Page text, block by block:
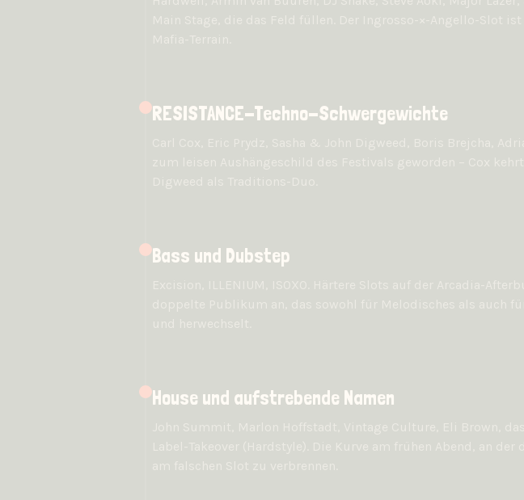
RESISTANCE-Techno-Schwergewichte
Bass und Dubstep
House und aufstrebende Namen